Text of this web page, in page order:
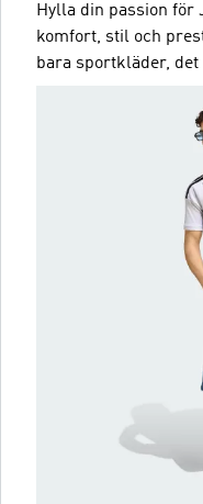
Hylla din passion för
komfort, stil och
bara sportkläder,